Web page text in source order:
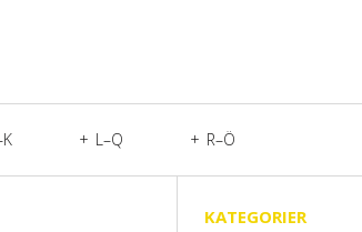
L–Q R–Ö
KATEGORIER